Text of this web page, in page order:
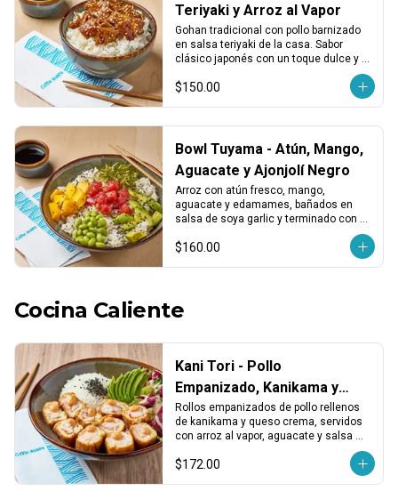
Teriyaki y Arroz al Vapor
Gohan tradicional con pollo barnizado
en salsa teriyaki de la casa. Sabor
clásico japonés con un toque dulce y
$150.00
Bowl Tuyama - Atún, Mango,
Aguacate y Ajonjolí Negro
Arroz con atún fresco, mango,
aguacate y edamames, bañados en
salsa de soya garlic y terminado con
equilibrado.
$160.00
Cocina Caliente
Kani Tori - Pollo
Empanizado, Kanikama y
Salsa Chipotle
Rollos empanizados de pollo rellenos
de kanikama y queso crema, servidos
con arroz al vapor, aguacate y salsa
reconfortante.
$172.00